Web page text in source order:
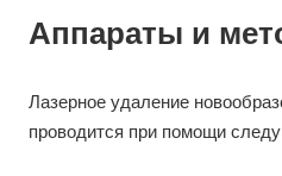
Аппараты и
Лазерное удаление
проводится при помощи